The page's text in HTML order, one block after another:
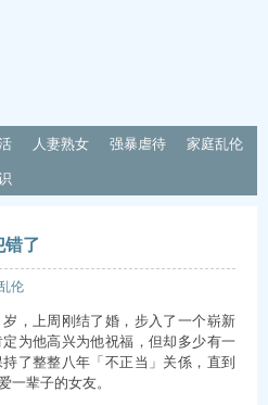
人妻熟女 强暴虐待
家庭乱伦
了
伦
，上周刚结了婚，步入了一个崭新
为他高兴为他祝福，但却多少有一
了整整八年「不正当」关係，直到
一辈子的女友。